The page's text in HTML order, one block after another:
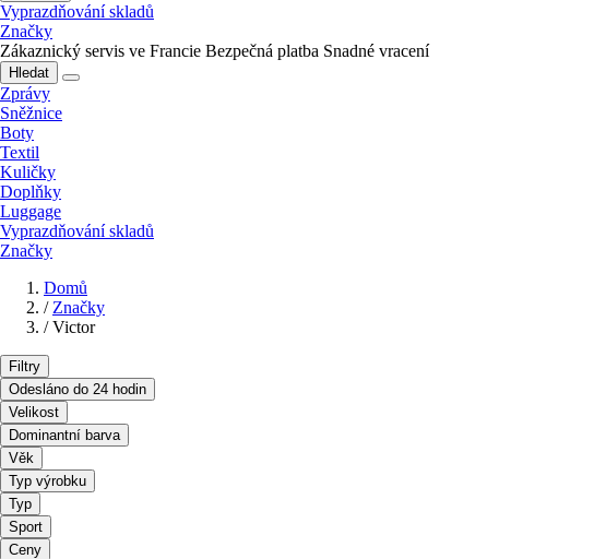
Vyprazdňování skladů
Značky
Zákaznický servis ve Francie Bezpečná platba Snadné vracení
Hledat
Zprávy
Sněžnice
Boty
Textil
Kuličky
Doplňky
Luggage
Vyprazdňování skladů
Značky
Domů
/ Značky
/ Victor
Filtry
Odesláno do 24 hodin
Velikost
Dominantní barva
Věk
Typ výrobku
Typ
Sport
Ceny